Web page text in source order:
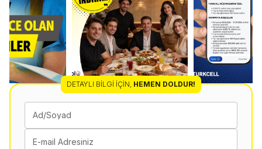
DETAYLI BILGI İÇIN, HEMEN DOLDUR!
Ad/Soyad
E-mail Adresiniz